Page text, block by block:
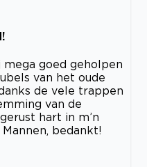
mega goed geholpen
van het oude
de vele trappen
van de
hart in m’n
bedankt!